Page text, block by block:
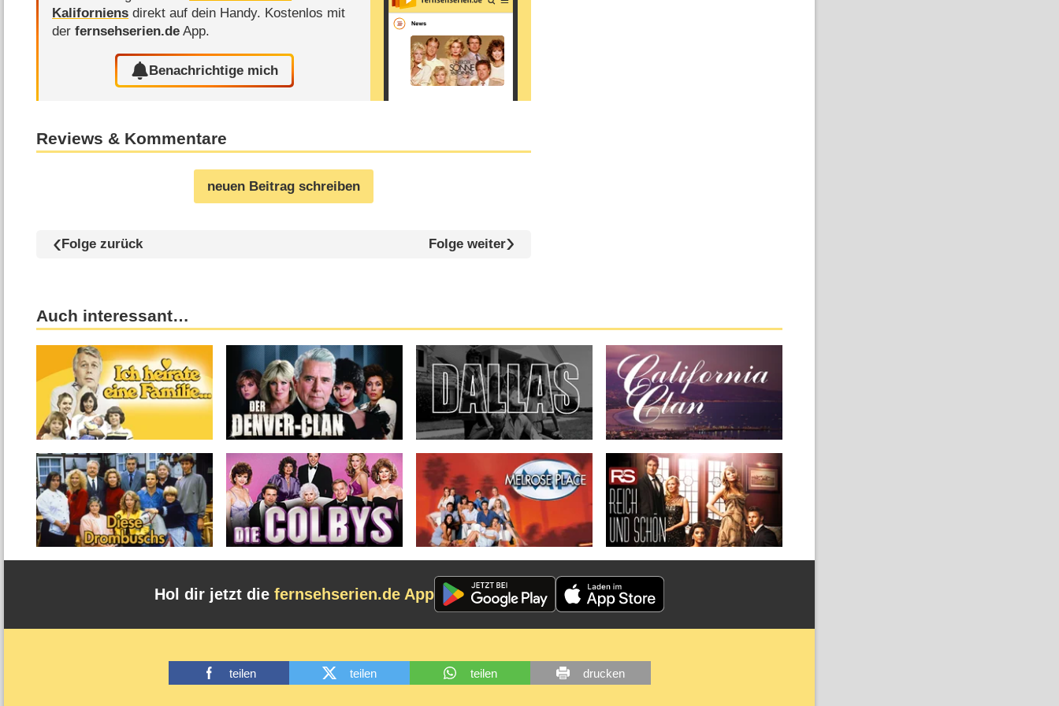
Kaliforniens direkt auf dein Handy. Kostenlos mit
derfernsehserien.de App.
Benachrichtige mich
Reviews & Kommentare
neuen Beitrag schreiben
Folge zurück Folge weiter
Auch interessant…
Hol dir jetzt die fernsehserien.de App
teilen teilen teilen drucken